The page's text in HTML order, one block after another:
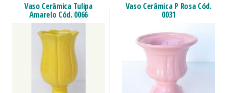
Vaso Cerâmica Tulipa
Amarelo Cód. 0066
Vaso Cerâmica P Rosa Cód.
0031